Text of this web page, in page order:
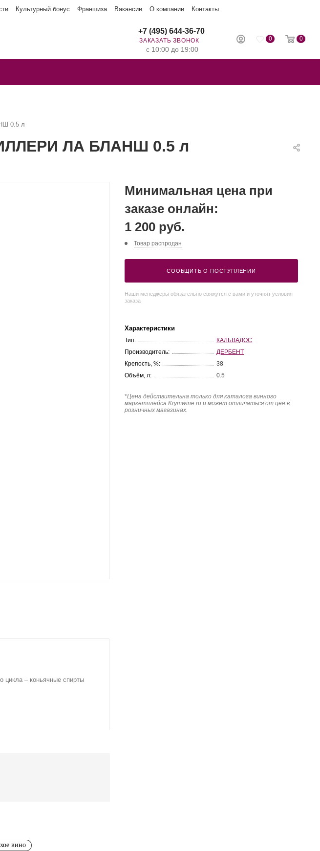
Культурный бонус Франшиза Вакансии О компании Контакты
0 0
+7 (495) 644-36-70
ЗАКАЗАТЬ ЗВОНОК
с 10:00 до 19:00
0.5 л
ЛА БЛАНШ 0.5 л
цикла – коньячные спирты
вино
Минимальная цена при
заказе онлайн:
1 200 руб.
Товар распродан
СООБЩИТЬ О ПОСТУПЛЕНИИ
Наши менеджеры обязательно свяжутся с вами и уточнят условия
заказа
Характеристики
Тип:
КАЛЬВАДОС
Производитель:
ДЕРБЕНТ
Крепость, %:
38
Объём, л:
0.5
*Цена действительна только для каталога винного
маркетплейса Krymwine.ru и может отличаться от цен в
розничных магазинах.